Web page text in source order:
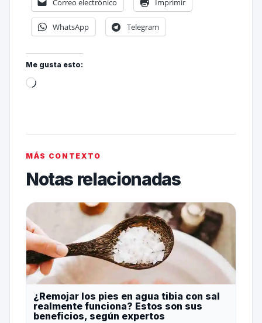
Correo electrónico Imprimir
WhatsApp Telegram
Me gusta esto:
MÁS CONTEXTO
Notas relacionadas
¿Remojar los pies en agua tibia con sal
realmente funciona? Estos son sus
beneficios, según expertos